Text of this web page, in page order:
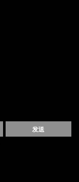
发送